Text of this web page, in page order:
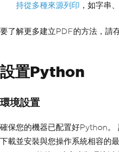
持從多種來源列印 ，如字串
要了解更多建立PDF的方法，請
設置Python
環境設置
確保您的機器已配置好Python。
下載並安裝與您操作系統相容的